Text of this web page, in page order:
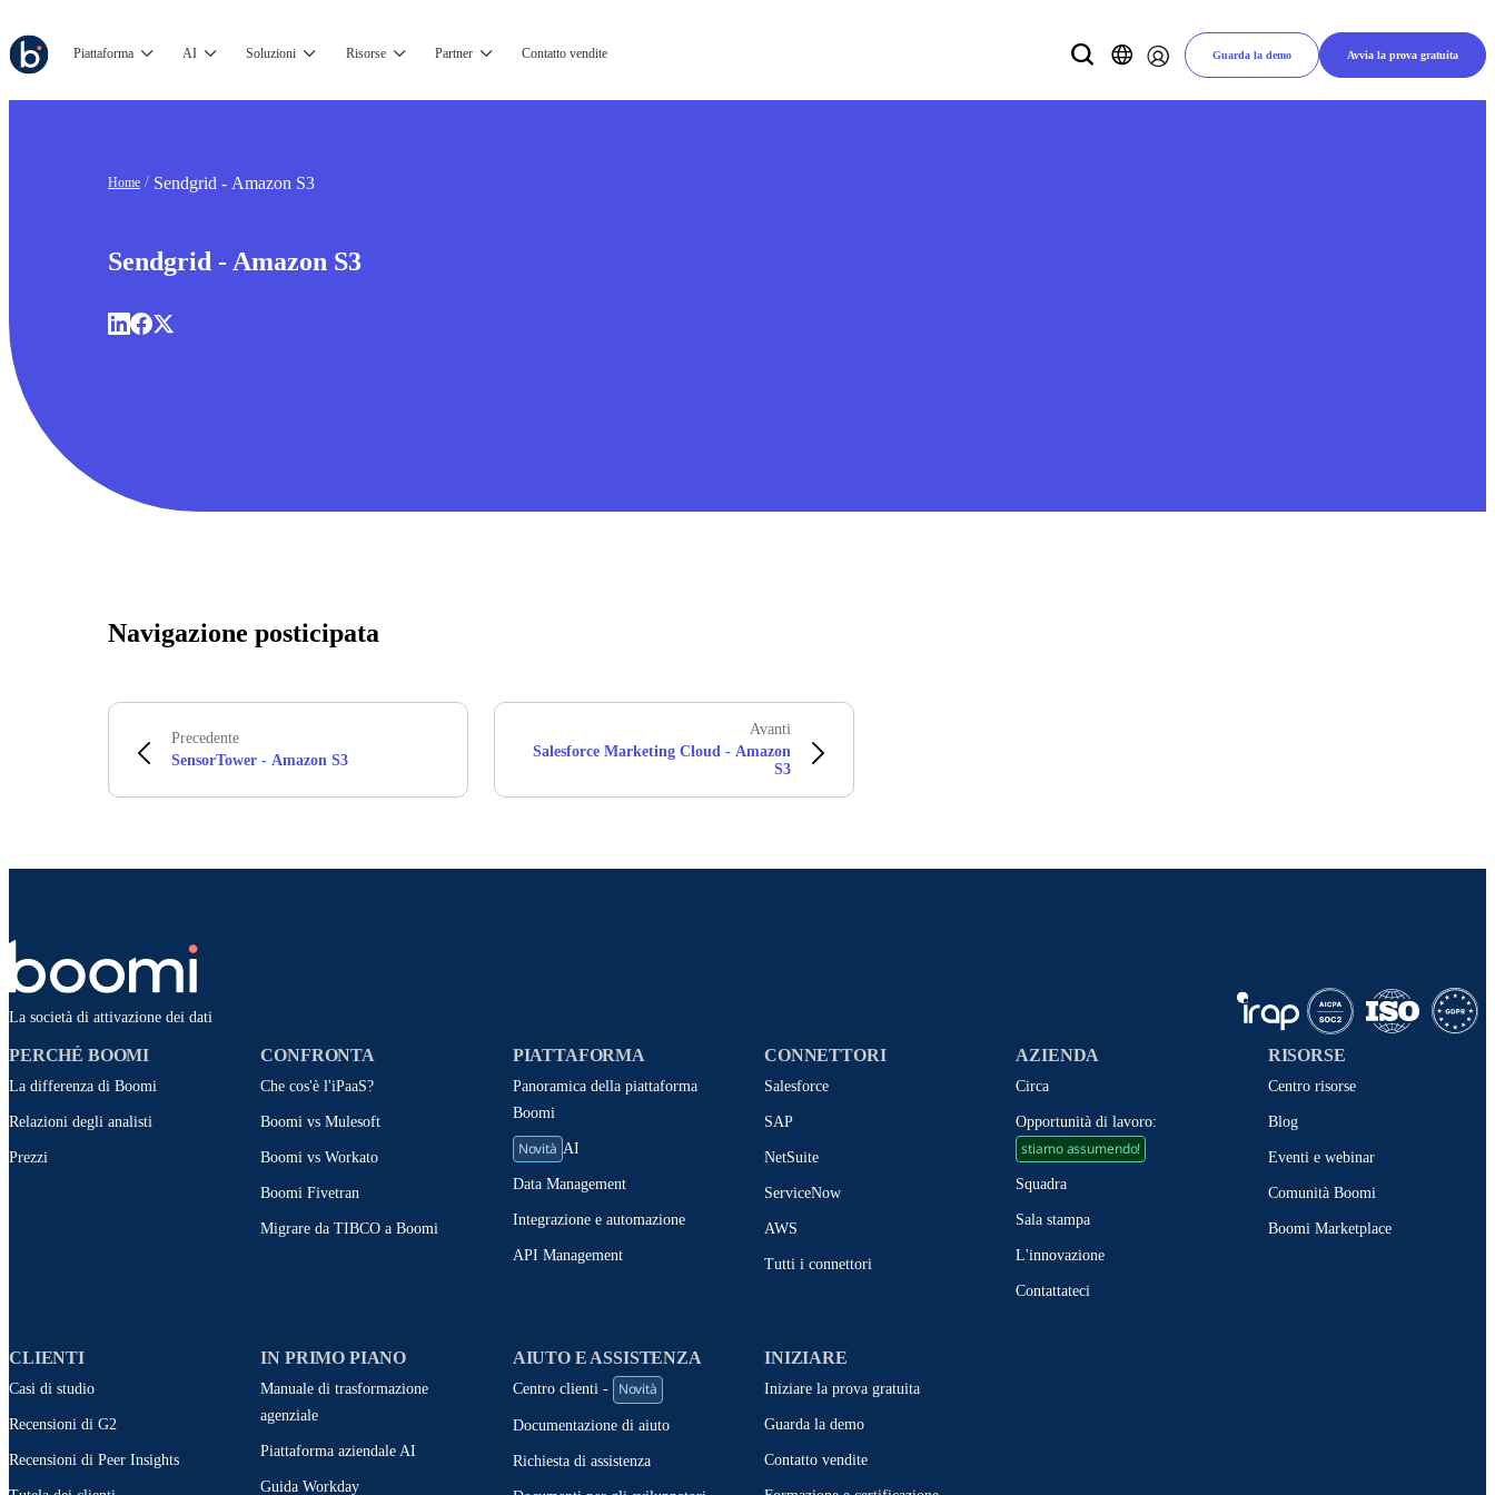
Piattaforma AI Soluzioni Risorse Partner Contatto vendite Guarda la demo Avvia la prova gratuita
Home Sendgrid - Amazon S3
Sendgrid - Amazon S3
Navigazione posticipata
Precedente
SensorTower - Amazon S3
Avanti
Salesforce Marketing Cloud - Amazon
S3
La società di attivazione dei dati
PERCHÉ BOOMI
La differenza di Boomi
Relazioni degli analisti
Prezzi
CONFRONTA
Che cos'è l'iPaaS?
Boomi vs Mulesoft
Boomi vs Workato
Boomi Fivetran
Migrare da TIBCO a Boomi
PIATTAFORMA
Panoramica della piattaforma
Boomi
Novità AI
Data Management
Integrazione e automazione
API Management
CONNETTORI
Salesforce
SAP
NetSuite
ServiceNow
AWS
Tutti i connettori
AZIENDA
Circa
Opportunità di lavoro:
stiamo assumendo!
Squadra
Sala stampa
L'innovazione
Contattateci
RISORSE
Centro risorse
Blog
Eventi e webinar
Comunità Boomi
Boomi Marketplace
CLIENTI
Casi di studio
Recensioni di G2
Recensioni di Peer Insights
IN PRIMO PIANO
Manuale di trasformazione
agenziale
Piattaforma aziendale AI
Guida Workday
AIUTO E ASSISTENZA
Centro clienti - Novità
Documentazione di aiuto
Richiesta di assistenza
INIZIARE
Iniziare la prova gratuita
Guarda la demo
Contatto vendite